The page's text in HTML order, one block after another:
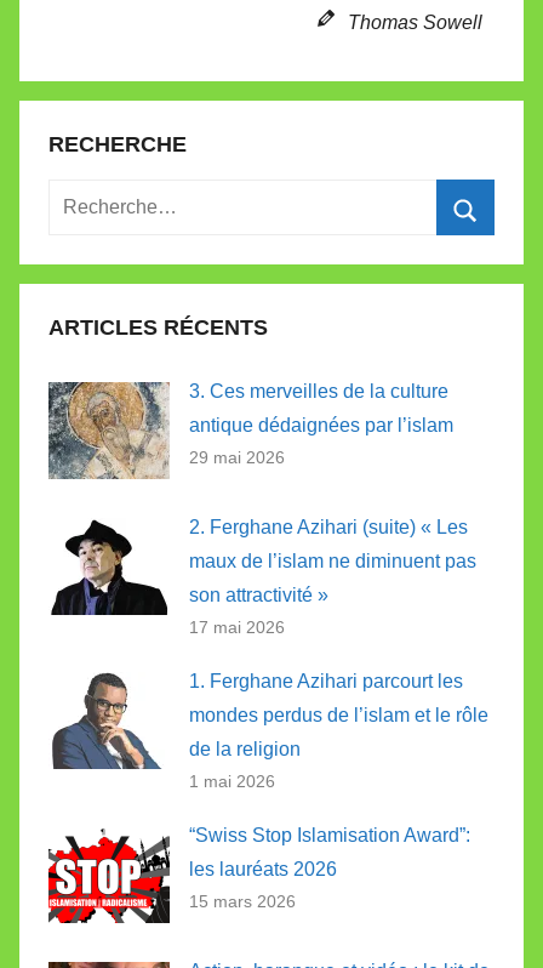
Thomas Sowell
RECHERCHE
Recherche
:
ARTICLES RÉCENTS
3. Ces merveilles de la culture
antique dédaignées par l’islam
29 mai 2026
2. Ferghane Azihari (suite) « Les
maux de l’islam ne diminuent pas
son attractivité »
17 mai 2026
1. Ferghane Azihari parcourt les
mondes perdus de l’islam et le rôle
de la religion
1 mai 2026
“Swiss Stop Islamisation Award”:
les lauréats 2026
15 mars 2026